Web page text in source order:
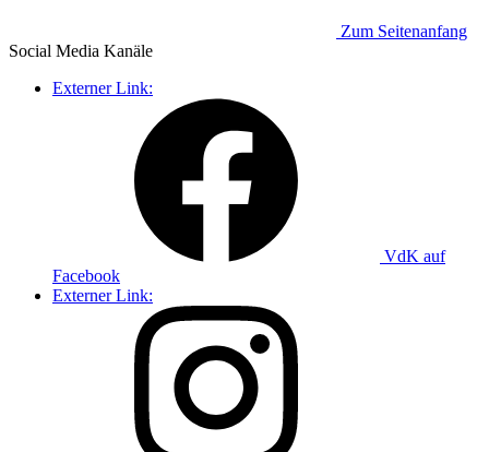
Zum Seitenanfang
Social Media Kanäle
Externer Link:
VdK auf
Facebook
Externer Link: